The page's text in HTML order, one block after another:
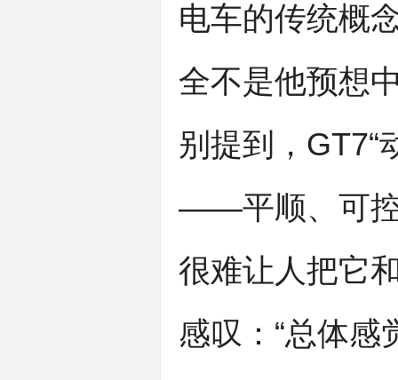
电车的传统概
全不是他预想
别提到，GT7“
——平顺、可控
很难让人把它
感叹：“总体感